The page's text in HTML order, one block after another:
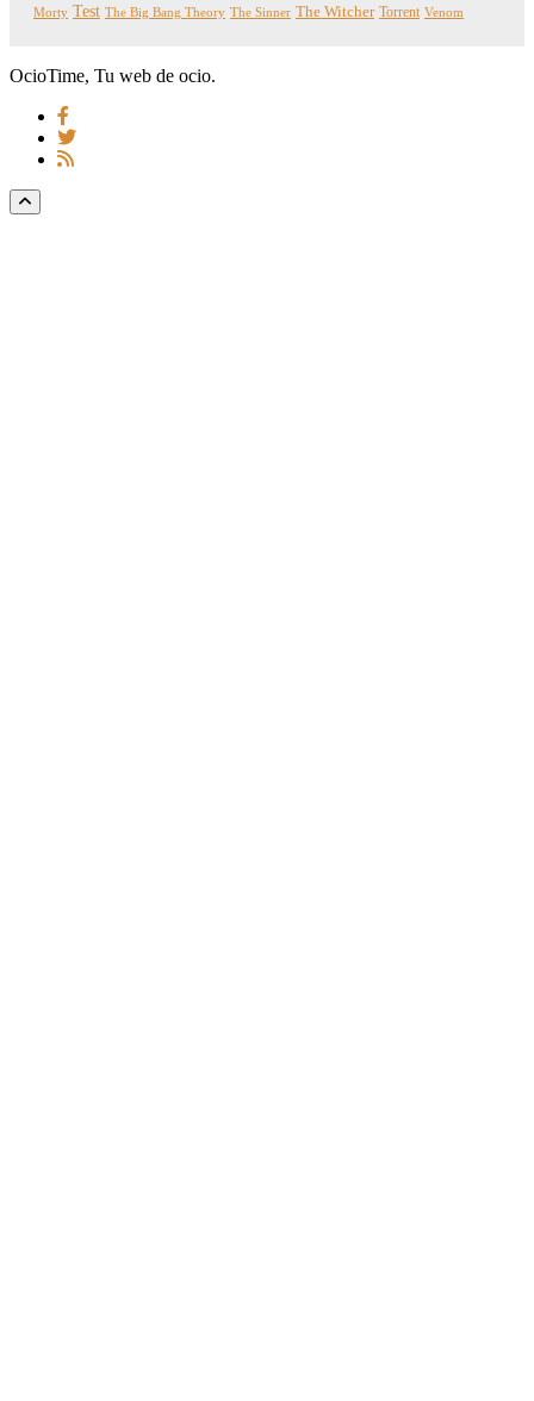
Morty Test The Big Bang Theory The Sinner The Witcher Torrent Venom
OcioTime, Tu web de ocio.